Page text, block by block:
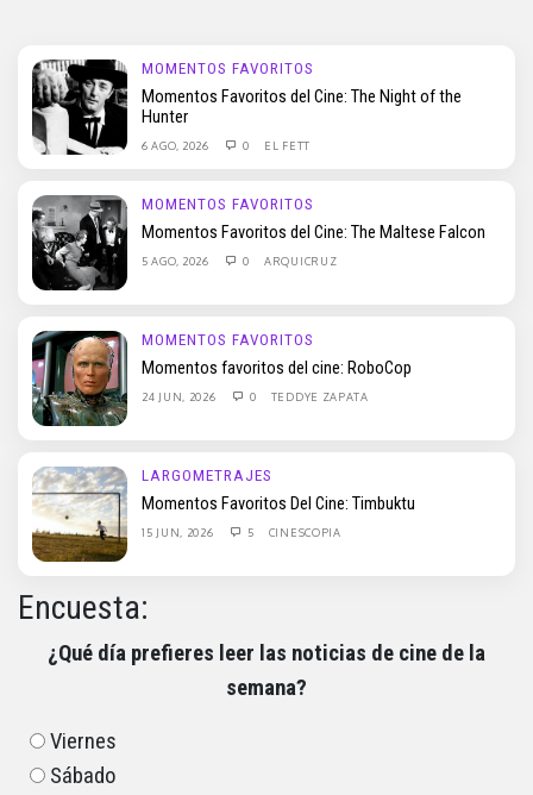
MOMENTOS FAVORITOS
Momentos Favoritos del Cine: The Night of the
Hunter
6 AGO, 2026 0 EL FETT
MOMENTOS FAVORITOS
Momentos Favoritos del Cine: The Maltese Falcon
5 AGO, 2026 0 ARQUICRUZ
MOMENTOS FAVORITOS
Momentos favoritos del cine: RoboCop
24 JUN, 2026 0 TEDDYE ZAPATA
LARGOMETRAJES
Momentos Favoritos Del Cine: Timbuktu
15 JUN, 2026 5 CINESCOPIA
Encuesta:
¿Qué día prefieres leer las noticias de cine de la
semana?
Viernes
Sábado